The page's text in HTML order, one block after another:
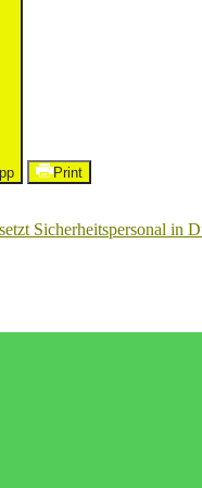
Print
Sicherheitspersonal in